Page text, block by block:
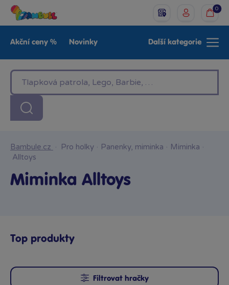
0
Akční ceny % Novinky
LEGO®
Baby Značky
Další kategorie
Bambule.cz · Pro holky · Panenky, miminka · Miminka ·
Alltoys
Miminka Alltoys
Top produkty
Filtrovat hračky